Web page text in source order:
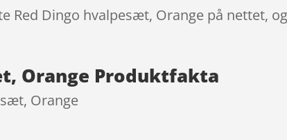
Red Dingo hvalpesæt, Orange på nettet,
Orange Produktfakta
Orange